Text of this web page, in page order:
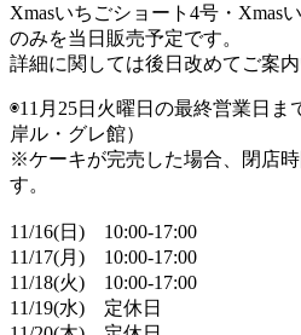
Xmasいちごショート4号・Xmas
のみを当日販売予定です。
詳細に関しては後日改めてご案内
◉11月25日火曜日の最終営業日
岸ル・グレ館）
※ケーキが完売した場合、閉店
す。
11/16(日) 10:00-17:00
11/17(月) 10:00-17:00
11/18(火) 10:00-17:00
11/19(水) 定休日